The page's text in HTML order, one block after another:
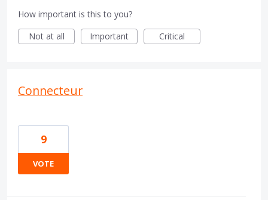
How important is this to you?
Not at all
Important Critical
Connecteur
9
VOTE